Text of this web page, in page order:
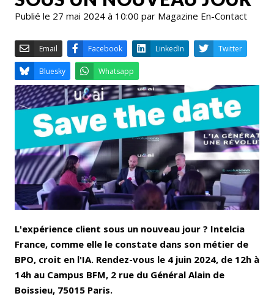
Publié le 27 mai 2024 à 10:00 par Magazine En-Contact
Email Facebook LinkedIn
Bluesky Whatsapp
L'expérience client sous un nouveau jour ? Intelcia
France, comme elle le constate dans son métier de
BPO, croit en l'IA. Rendez-vous le 4 juin 2024, de 12h à
14h au Campus BFM, 2 rue du Général Alain de
Boissieu, 75015 Paris.